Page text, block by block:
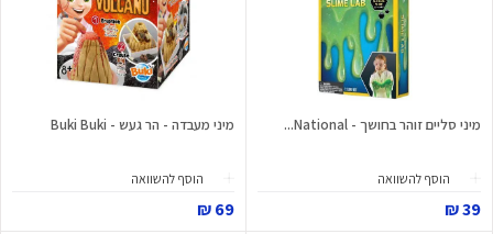
מיני סליים זוהר בחושך - National...
הוסף להשוואה
39 ₪
מיני מעבדה - הר געש - Buki Buki
הוסף להשוואה
69 ₪